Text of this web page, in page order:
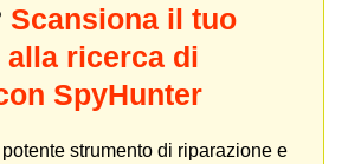
Scansiona il tuo
alla ricerca di
SpyHunter
strumento di riparazione e